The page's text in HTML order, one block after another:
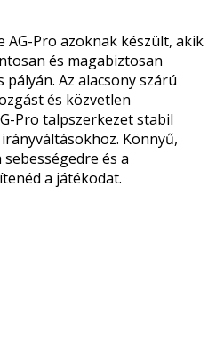
AG-Pro azoknak készült, akik
és magabiztosan
Az alacsony szárú
és közvetlen
Pro talpszerkezet stabil
Könnyű,
és a
a játékodat.